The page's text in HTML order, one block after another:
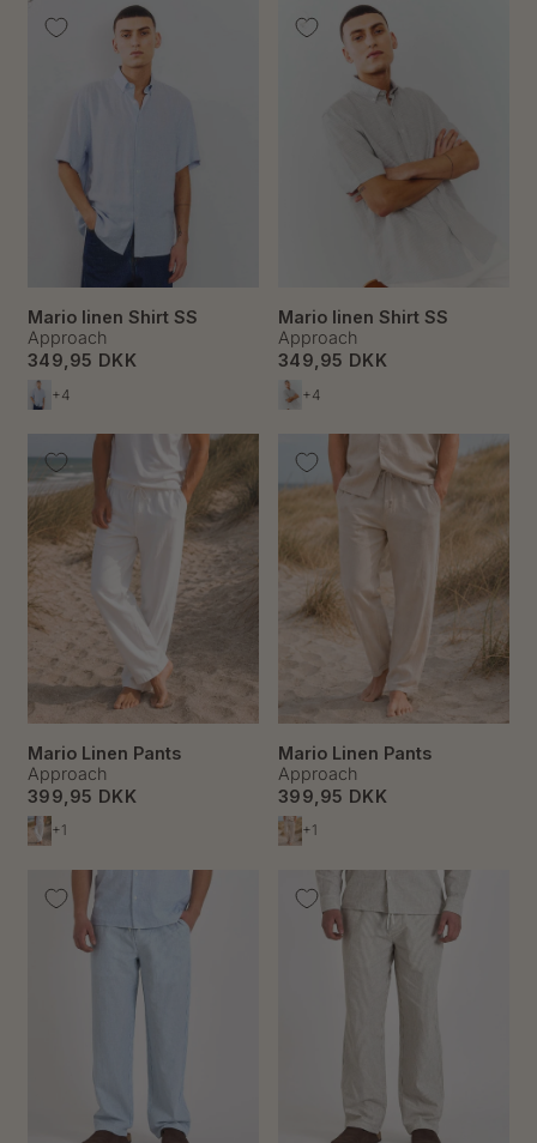
Mario linen Shirt SS
349,95 DKK
Approach
+4
Mario linen Shirt SS
349,95 DKK
Approach
+4
Mario Linen Pants
399,95 DKK
Approach
+1
Mario Linen Pants
399,95 DKK
Approach
+1